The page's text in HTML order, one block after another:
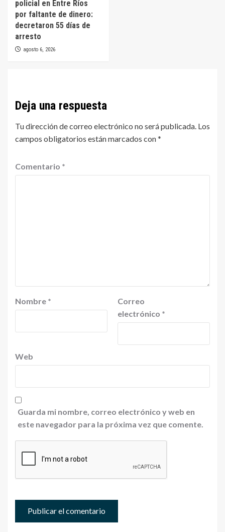
policial en Entre Ríos
por faltante de dinero:
decretaron 55 días de
arresto
agosto 6, 2026
Deja una respuesta
Tu dirección de correo electrónico no será publicada. Los
campos obligatorios están marcados con*
Comentario *
Nombre *
Correo
electrónico *
Web
Guarda mi nombre, correo electrónico y web en
este navegador para la próxima vez que comente.